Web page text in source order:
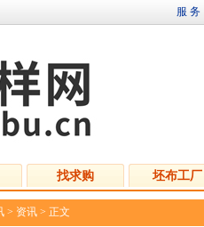
服 务
找求购 坯布工厂
> 资讯 > 正文